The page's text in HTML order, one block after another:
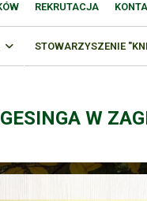
REKRUTACJA
STOWARZYSZENIE
W